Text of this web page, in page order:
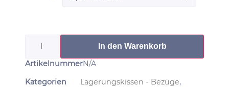
In den Warenkorb
ArtikelnummerN/A
Kategorien
Lagerungskissen - Bezüge,